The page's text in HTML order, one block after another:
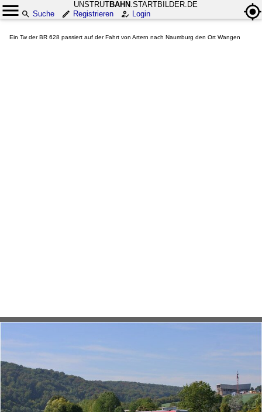
UNSTRUTBAHN .STARTBILDER.DE
Suche
Registrieren Login
Ein Tw der BR 628 passiert auf der Fahrt von Artern nach Naumburg den Ort Wangen